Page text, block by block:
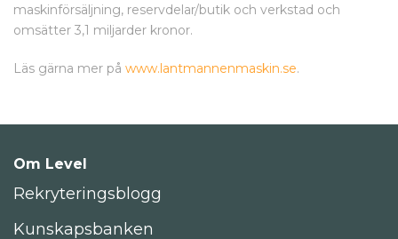
maskinförsäljning, reservdelar/butik och verkstad och
omsätter 3,1 miljarder kronor.
Läs gärna mer på www.lantmannenmaskin.se.
Om Level
Rekryteringsblogg
Kunskapsbanken